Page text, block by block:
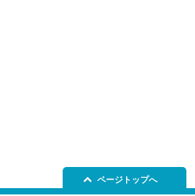
ページトップへ